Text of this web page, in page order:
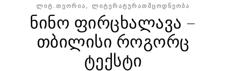
ᲚᲘᲢ.ᲗᲔᲝᲠᲘᲐ, ᲚᲘᲢᲔᲠᲐᲢᲣᲠᲐᲗᲛᲪᲝᲓᲜᲔᲝᲑᲐ
ნინო ფირცხალავა –
თბილისი როგორც
ტექსტი